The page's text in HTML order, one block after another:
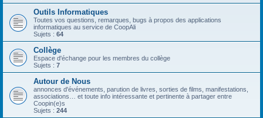
Outils Informatiques
Toutes vos questions, remarques, bugs à propos des applications
informatiques au service de CoopAli
Sujets : 64
Collège
Espace d'échange pour les membres du collège
Sujets : 7
Autour de Nous
annonces d'événements, parution de livres, sorties de films, manifestations,
associations… et toute info intéressante et pertinente à partager entre
Coopin(e)s
Sujets : 244